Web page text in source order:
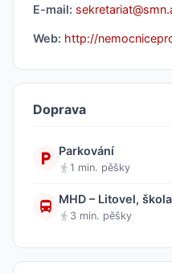
E-mail:
Web: http://
Doprava
Parkování
1 min. pěšky
MHD – Litovel,
3 min. pěšky